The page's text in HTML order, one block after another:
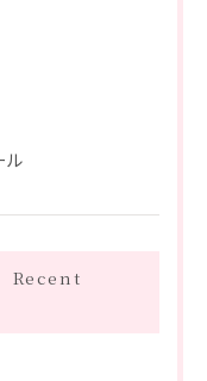
ル
Recent